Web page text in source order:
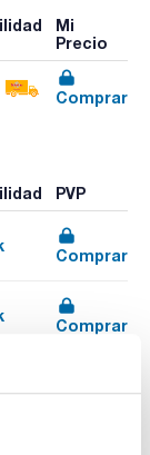
Mi
Precio
Comprar
PVP
Comprar
Comprar